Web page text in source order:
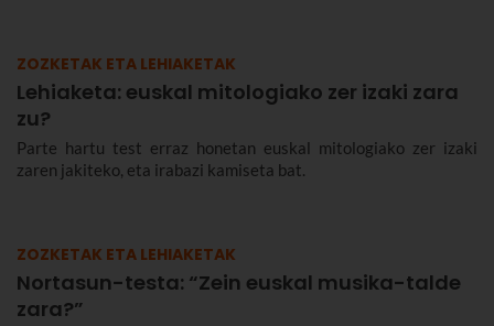
ZOZKETAK ETA LEHIAKETAK
Lehiaketa: euskal mitologiako zer izaki zara
zu?
Parte hartu test erraz honetan euskal mitologiako zer izaki
zaren jakiteko, eta irabazi kamiseta bat.
ZOZKETAK ETA LEHIAKETAK
Nortasun-testa: “Zein euskal musika-talde
zara?”